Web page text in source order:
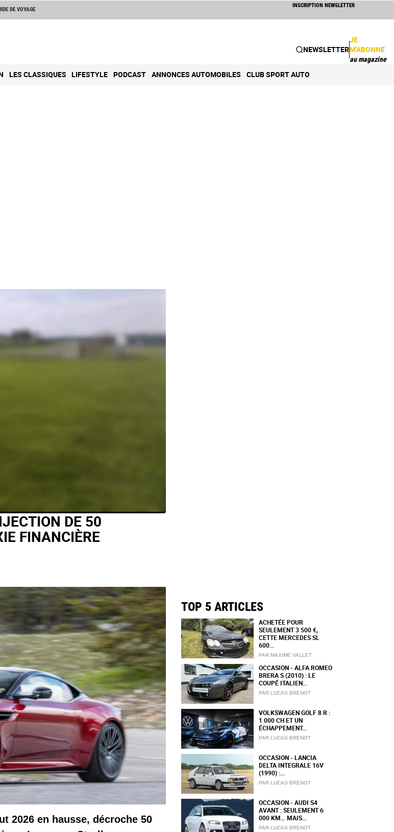
DE VOYAGE
INSCRIPTION NEWSLETTER
NEWSLETTER
JE
M'ABONNE
au magazine
LES CLASSIQUES LIFESTYLE PODCAST ANNONCES AUTOMOBILES CLUB SPORT AUTO
DE 50
FINANCIÈRE
2026 en hausse, décroche 50
TOP 5 ARTICLES
ACHETÉE POUR
SEULEMENT 3 500 €,
CETTE MERCEDES SL
600...
PAR MAXIME VALLET
OCCASION - ALFA ROMEO
BRERA S (2010) : LE
COUPÉ ITALIEN...
PAR LUCAS BRENOT
VOLKSWAGEN GOLF 8 R :
1 000 CH ET UN
ÉCHAPPEMENT...
PAR LUCAS BRENOT
OCCASION - LANCIA
DELTA INTEGRALE 16V
(1990) :...
PAR LUCAS BRENOT
OCCASION - AUDI S4
AVANT : SEULEMENT 6
000 KM… MAIS...
PAR LUCAS BRENOT